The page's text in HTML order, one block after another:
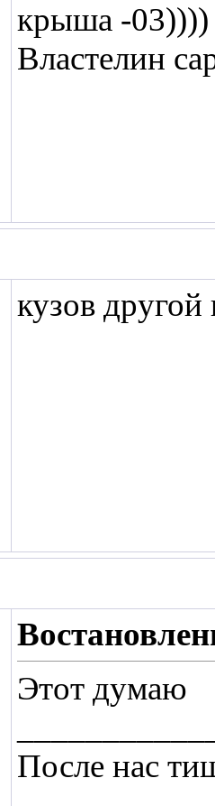
крыша -03))))
Властелин
кузов
Этот думаю
После нас